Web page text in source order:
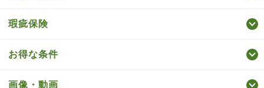
瑕疵保険
お得な条件
画像・動画